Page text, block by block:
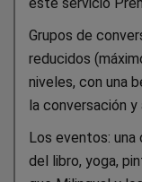
Grupos de
reducidos
niveles, con una
la conversación
Los eventos: una
del libro, yoga,